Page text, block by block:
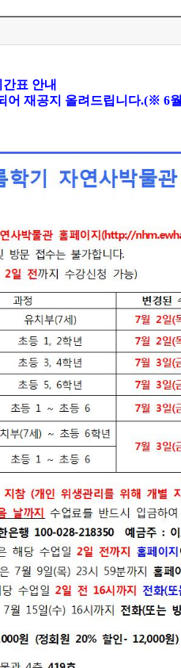
표 안내
어 재공지 올려드립니다.(※ 6